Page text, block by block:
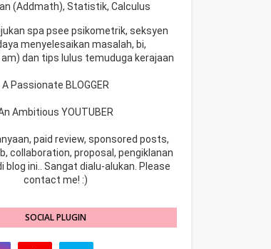
(Addmath), Statistik, Calculus
spa psee psikometrik, seksyen
menyelesaikan masalah, bi,
dan tips lulus temuduga kerajaan
A Passionate BLOGGER
Ambitious YOUTUBER
paid review, sponsored posts,
collaboration, proposal, pengiklanan
blog ini.. Sangat dialu-alukan. Please
contact me! :)
SOCIAL PLUGIN